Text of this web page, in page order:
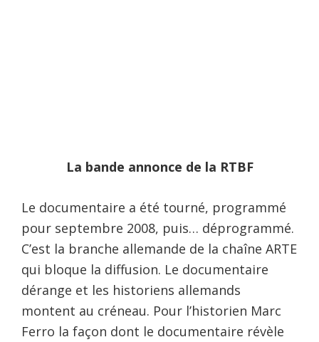
La bande annonce de la RTBF
Le documentaire a été tourné, programmé
pour septembre 2008, puis… déprogrammé.
C’est la branche allemande de la chaîne ARTE
qui bloque la diffusion. Le documentaire
dérange et les historiens allemands
montent au créneau. Pour l’historien Marc
Ferro la façon dont le documentaire révèle